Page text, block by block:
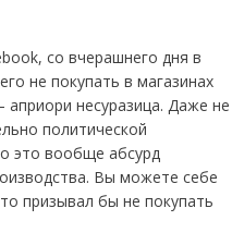
со вчерашнего дня в
не покупать в магазинах
несуразица. Даже не
политической
это вообще абсурд
Вы можете себе
призывал бы не покупать